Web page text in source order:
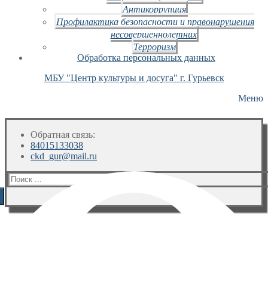
Антикоррупция
Профилактика безопасности и правонарушения
несовершеннолетних
Терроризм
Обработка персональных данных
МБУ "Центр культуры и досуга" г. Гурьевск
Меню
Обратная связь:
84015133038
ckd_gur@mail.ru
Искать: